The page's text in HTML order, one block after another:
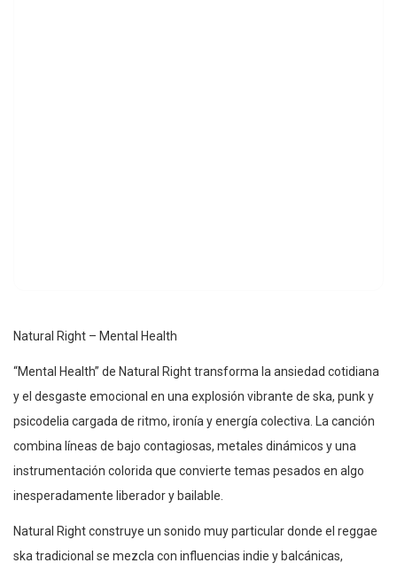
Natural Right – Mental Health
“Mental Health” de Natural Right transforma la ansiedad cotidiana
y el desgaste emocional en una explosión vibrante de ska, punk y
psicodelia cargada de ritmo, ironía y energía colectiva. La canción
combina líneas de bajo contagiosas, metales dinámicos y una
instrumentación colorida que convierte temas pesados en algo
inesperadamente liberador y bailable.
Natural Right construye un sonido muy particular donde el reggae
ska tradicional se mezcla con influencias indie y balcánicas,